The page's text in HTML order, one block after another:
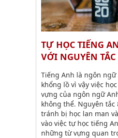
TỰ HỌC TIẾNG
VỚI NGUYÊN
VIỆC HỌC TỪ
Tiếng Anh là ngôn
khổng lồ vì vậy việc
vựng của ngôn ngữ
không thể. Nguyên tắc
tránh bị học lan man
vào việc tự học tiếng
những từ vựng quan